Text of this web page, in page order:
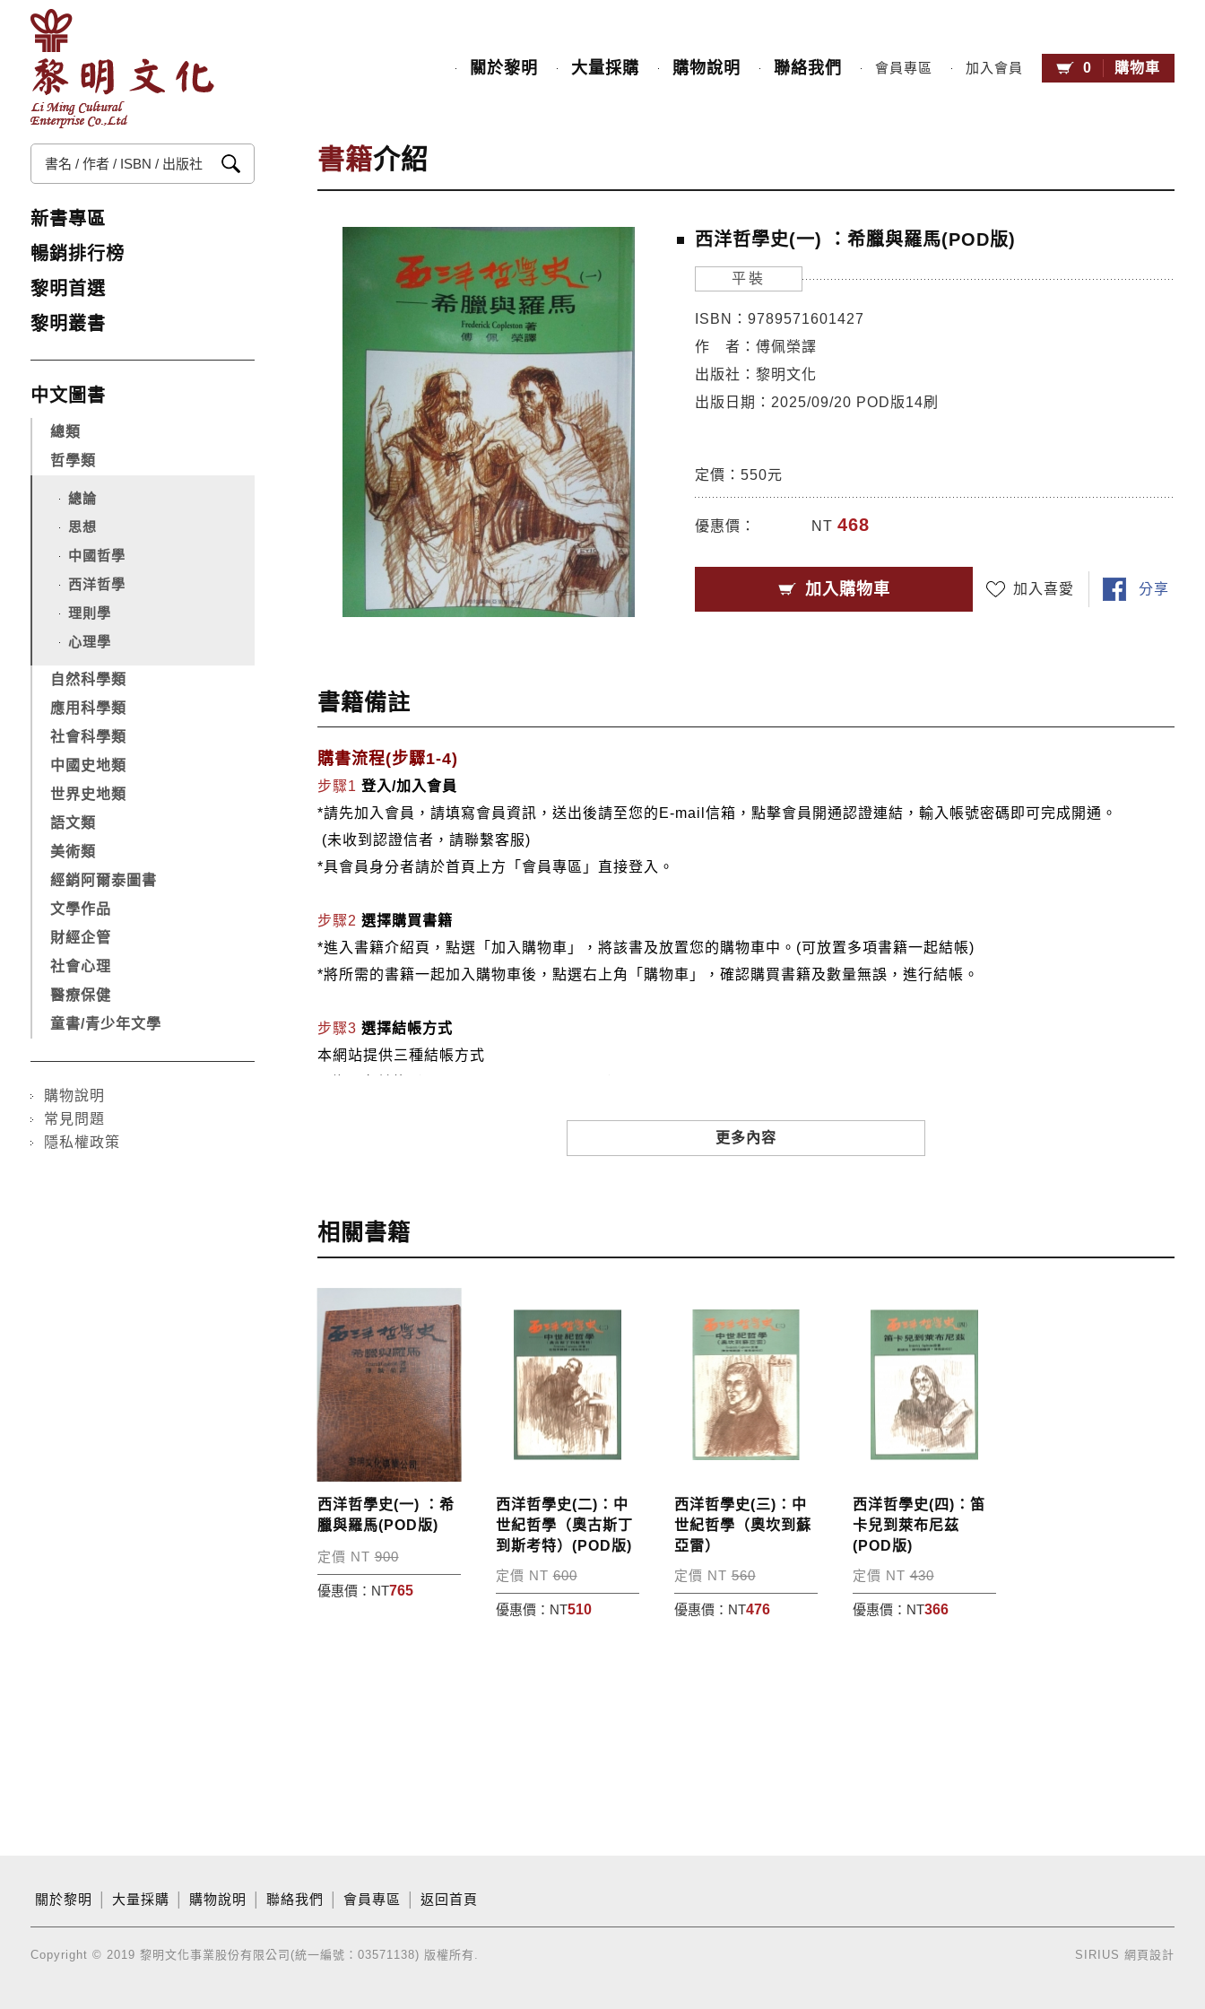
關於黎明 大量採購 購物說明 聯絡我們 會員專區 加入會員 0 購物車
新書專區
暢銷排行榜
黎明首選
黎明叢書
中文圖書
總類
哲學類
總論
思想
中國哲學
西洋哲學
理則學
心理學
自然科學類
應用科學類
社會科學類
中國史地類
世界史地類
語文類
美術類
經銷阿爾泰圖書
文學作品
財經企管
社會心理
醫療保健
童書/青少年文學
購物說明
常見問題
隱私權政策
書籍介紹
西洋哲學史(一) ：希臘與羅馬(POD版)
平裝
ISBN：9789571601427
作 者：傅佩榮譯
出版社：黎明文化
出版日期：2025/09/20 POD版14刷
定價：550元
優惠價： NT468
加入購物車 加入喜愛 分享
書籍備註
購書流程(步驟1-4)
步驟1 登入/加入會員
*請先加入會員，請填寫會員資訊，送出後請至您的E-mail信箱，點擊會員開通認證連結，輸入帳號密碼即可完成開通。
(未收到認證信者，請聯繫客服)
*具會員身分者請於首頁上方「會員專區」直接登入。
步驟2 選擇購買書籍
*進入書籍介紹頁，點選「加入購物車」，將該書及放置您的購物車中。(可放置多項書籍一起結帳)
*將所需的書籍一起加入購物車後，點選右上角「購物車」，確認購買書籍及數量無誤，進行結帳。
步驟3 選擇結帳方式
本網站提供三種結帳方式
3.郵局劃撥: 選擇郵局劃撥時，請於三日內至郵局填寫劃撥單，匯款者大名請填寫跟訂購者大名一致，以利核銷作業。
訂購完成後，可至會員專區查詢「我的訂單」，查詢訂單處理的狀態。
價，訂購後48小時內回覆運費於訂單中。
*離島及海外地區的運費將由專人估價，訂購後48小時內回覆運費於訂單中，請至會員專區查詢「我的訂單」
問題請洽客服中心。
寄送說明:
付款完成後，本公司將於七日內以郵寄方式寄送到您所指定的地點。
更多內容
相關書籍
西洋哲學史(一) ：希
臘與羅馬(POD版)
定價 NT900
優惠價： NT765
西洋哲學史(二)：中
世紀哲學（奧古斯丁
到斯考特）(POD版)
定價 NT600
優惠價： NT510
西洋哲學史(三)：中
世紀哲學（奧坎到蘇
亞雷）
定價 NT560
優惠價： NT476
西洋哲學史(四)：笛
卡兒到萊布尼茲
(POD版)
定價 NT430
優惠價： NT366
關於黎明 大量採購 購物說明 聯絡我們 會員專區 返回首頁
Copyright © 2019 黎明文化事業股份有限公司(統一編號：03571138) 版權所有. SIRIUS 網頁設計